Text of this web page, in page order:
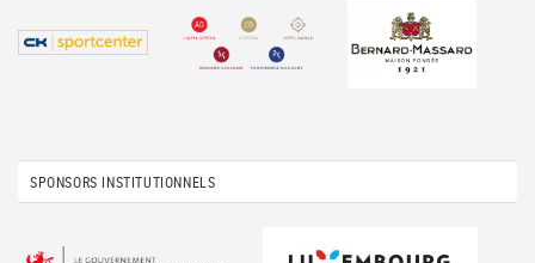
SPONSORS INSTITUTIONNELS